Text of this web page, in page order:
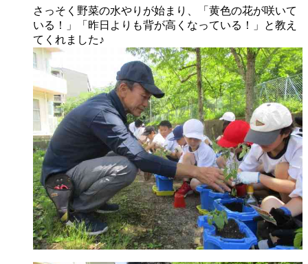
さっそく野菜の水やりが始まり、「黄色の花が咲いて
いる！」「昨日よりも背が高くなっている！」と教え
てくれました♪